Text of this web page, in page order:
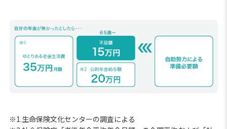
※1.生命保険文化センターの調査による